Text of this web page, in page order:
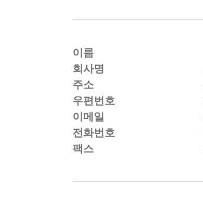
이름
회사명
주소
우편번호
이메일
전화번호
팩스